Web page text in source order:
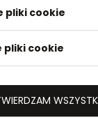
74 x 35,5 x
pliki cookie
pliki cookie